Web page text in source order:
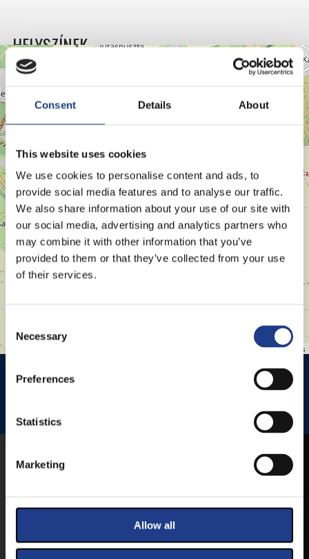
Consent Details About
This website uses cookies
We use cookies to personalise content and ads, to
provide social media features and to analyse our traffic.
We also share information about your use of our site with
our social media, advertising and analytics partners who
may combine it with other information that you’ve
provided to them or that they’ve collected from your use
of their services.
Necessary
Preferences
Statistics
Marketing
Allow all
+
OpenStreetMapcontributors
HELYSZÍNEK
ROZÉ, RIZLING, JAZZ FESZTIVÁL
MOBIL APP
VESZPRÉMFEST